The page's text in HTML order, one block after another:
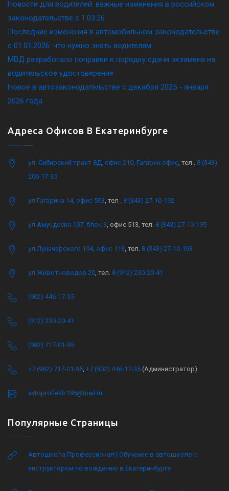
Новости для водителей: важные изменения в российском
законодательстве c 1.03.26
Последние изменения в автомобильном законодательстве
c 01.01.2026: что нужно знать водителям
МВД разработало поправки к порядку сдачи экзамена на
водительское удостоверение
Новое в автозаконодательстве с декабря 2025 - января
2026 года
Адреса Офисов В Екатеринбурге
ул. Сибирский тракт 8Д, офис 210, Гагарин офис , тел . 8 (343)
206-17-35
ул.Гагарина 14, офис 503 , тел . 8 (343) 27-10-192
ул.Амундсена 107, блок 3 , офис 513, тел. 8 (343) 27-10-195
ул.Луначарского 194, офис 113 , тел. 8 (343) 27-10-193
ул.Животноводов 20 , тел. 8 (912) 230-20-41
(902) 446-17-35
(912) 230-20-41
(982) 717-01-95
+7 (982) 717-01-95 +7 (902) 446-17-35 (Администратор)
avtoprofiekb196@mail.ru
Популярные Страницы
Автошкола Профессионал | Обучение в автошколе с
инструктором по вождению в Екатеринбурге